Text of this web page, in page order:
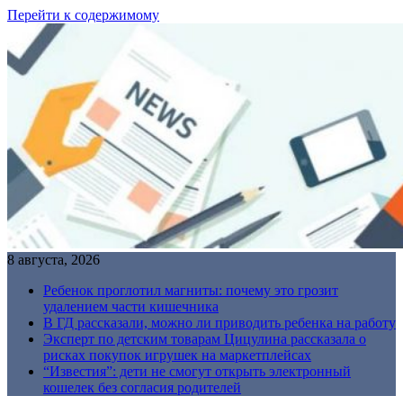
Перейти к содержимому
8 августа, 2026
Ребенок проглотил магниты: почему это грозит
удалением части кишечника
В ГД рассказали, можно ли приводить ребенка на работу
Эксперт по детским товарам Цицулина рассказала о
рисках покупок игрушек на маркетплейсах
“Известия”: дети не смогут открыть электронный
кошелек без согласия родителей